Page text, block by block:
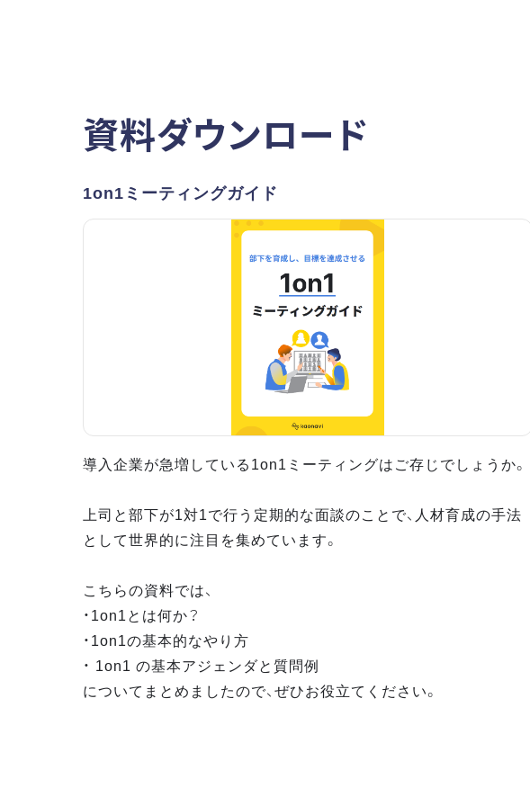
資料ダウンロード
1on1ミーティングガイド
導入企業が急増している1on1ミーティングはご存じでしょうか。
上司と部下が1対1で行う定期的な面談のことで、人材育成の手法
として世界的に注目を集めています。
こちらの資料では、
・1on1とは何か？
・1on1の基本的なやり方
・ 1on1 の基本アジェンダと質問例
についてまとめましたので、ぜひお役立てください。